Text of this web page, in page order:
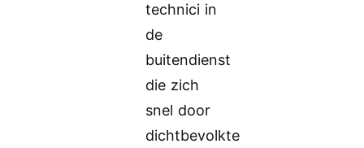
technici in
de
buitendienst
die zich
snel door
dichtbevolkte